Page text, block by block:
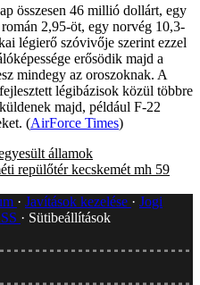
összesen 46 millió dollárt, egy
2,95-öt, egy norvég 10,3-
légierő szóvivője szerint ezzel
erősödik majd a
mindegy az oroszoknak. A
légibázisok közül többre
majd, például F-22
(AirForce Times)
államok
repülőtér kecskemét mh 59
Javítások kezelése
Jogi
Sütibeállítások